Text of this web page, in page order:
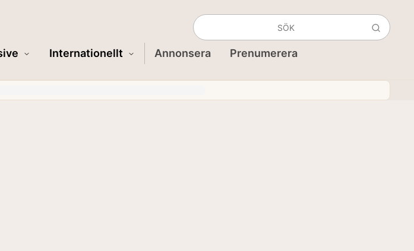
Internationellt Annonsera Prenumerera